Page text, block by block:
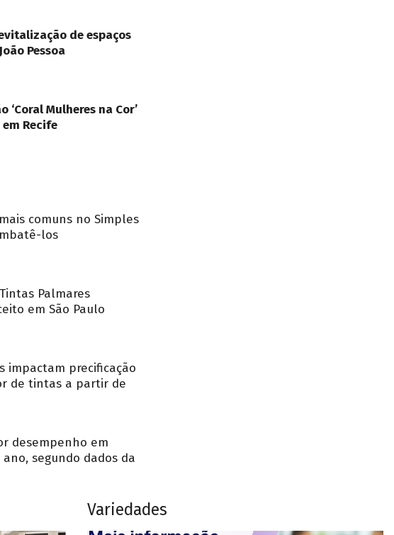
de espaços
Pessoa
‘Coral Mulheres na Cor’
Recife
comuns no Simples
los
Palmares
em São Paulo
impactam precificação
de tintas a partir de
desempenho em
segundo dados da
Variedades